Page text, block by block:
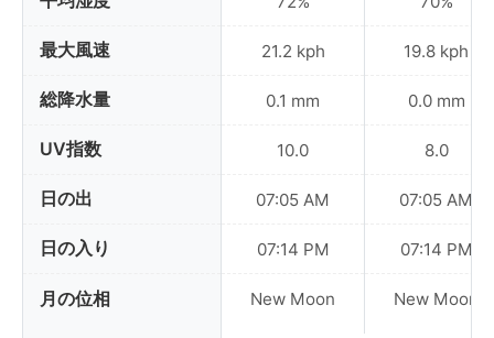
最大風速
総降水量
UV指数
日の出
日の入り
月の位相
21.2 kph
0.1 mm
10.0
07:05 AM
07:14 PM
New Moon
19.8 kph
0.0 mm
8.0
07:05 AM
07:14 PM
New Moon